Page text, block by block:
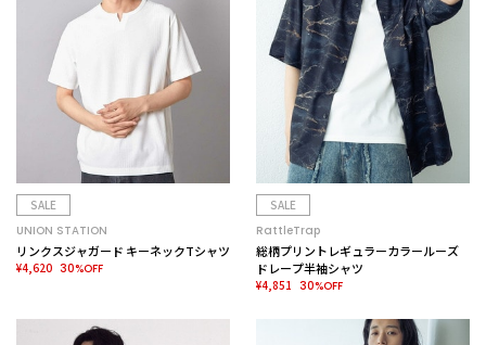
SALE
UNION STATION
リンクスジャガード キーネックTシャツ
¥4,620 30%OFF
SALE
RattleTrap
総柄プリントレギュラーカラールーズ
ドレープ半袖シャツ
¥4,851 30%OFF